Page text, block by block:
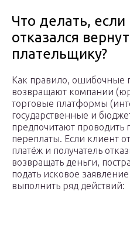
Что делать, если
отказался
плательщику?
Как правило, ошибочные
возвращают компании
торговые платформы
государственные и
предпочитают проводить
переплаты. Если клиент
платёж и получатель
возвращать деньги,
подать исковое
выполнить ряд действий: